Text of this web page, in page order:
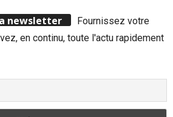
newsletter
Fournissez votre
en continu, toute l'actu rapidement